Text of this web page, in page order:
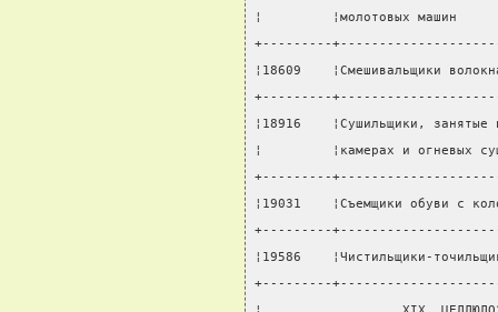
¦         ¦молотовых
+---------
¦18609
+---------
¦18916    ¦Сушильщики,
¦         ¦камерах и
+---------
¦19031    ¦Съемщики
+---------
¦19586    ¦Чистильщики-
+---------